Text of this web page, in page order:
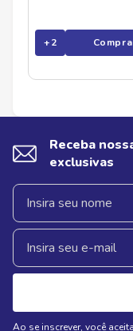
+2
Receba
exclusivas
Ao se inscrever, você